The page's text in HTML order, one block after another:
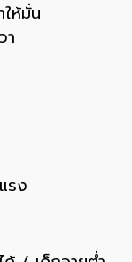
ห้มั่น
า
รง